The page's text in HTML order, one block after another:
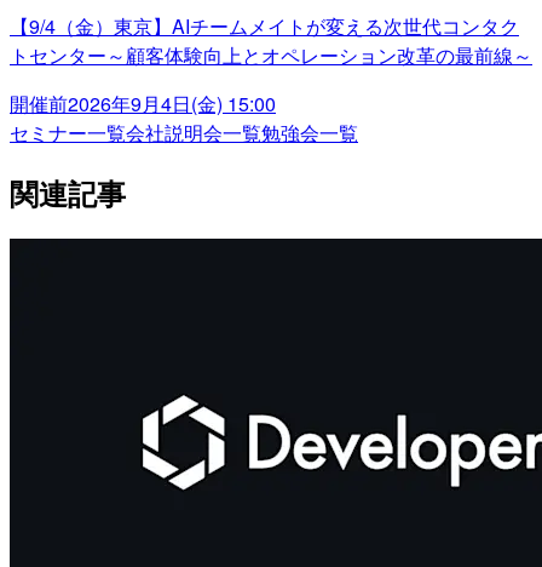
【9/4（金）東京】AIチームメイトが変える次世代コンタク
トセンター～顧客体験向上とオペレーション改革の最前線～
開催前2026年9月4日(金) 15:00
セミナー一覧会社説明会一覧勉強会一覧
関連記事